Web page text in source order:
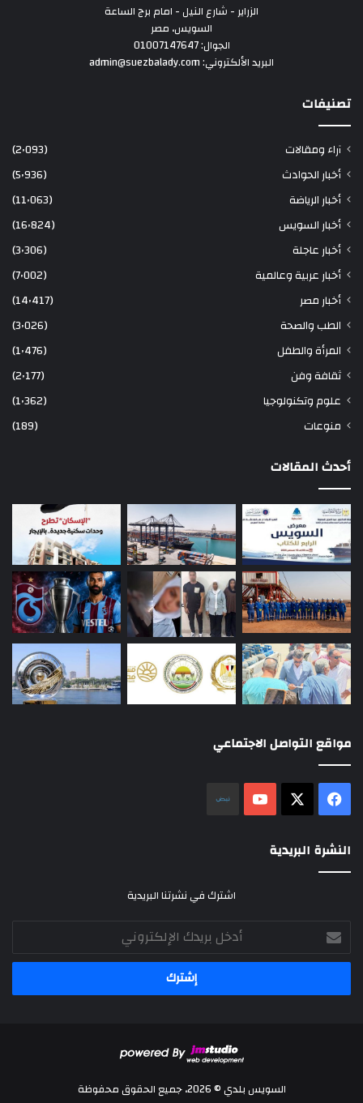
الزراير - شارع النيل - امام برج الساعة
السويس، مصر
الجوال: 01007147647
البريد الألكتروني: admin@suezbalady.com
تصنيفات
آراء ومقالات
(2٬093)
أخبار الحوادث
(5٬936)
أخبار الرياضة
(11٬063)
أخبار السويس
(16٬824)
أخبار عاجلة
(3٬306)
أخبار عربية وعالمية
(7٬002)
أخبار مصر
(14٬417)
الطب والصحة
(3٬026)
المرأة والطفل
(1٬476)
ثقافة وفن
(2٬177)
علوم وتكنولوجيا
(1٬362)
منوعات
(189)
أحدث المقالات
مواقع التواصل الاجتماعي
فيسبوك ‫YouTube
النشرة البريدية
اشترك في نشرتنا البريدية
أدخل
بريدك
الإلكتروني
السويس بلدي © 2026، جميع الحقوق محفوظة